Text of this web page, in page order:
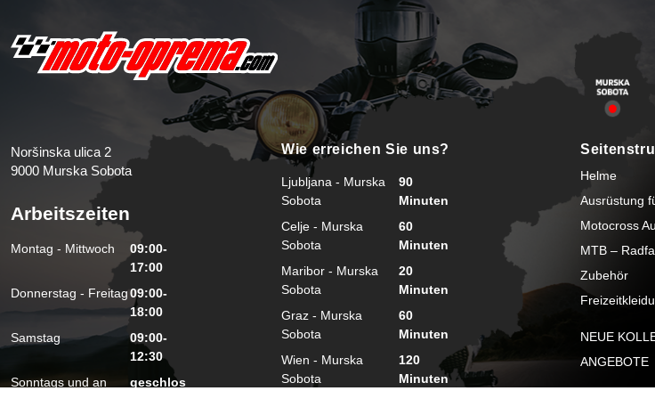
Noršinska ulica 2
9000 Murska Sobota
Arbeitszeiten
Montag - Mittwoch
09:00-
17:00
Donnerstag - Freitag09:00-
18:00
Samstag
09:00-
12:30
Sonntags und an
geschlos
Wie erreichen Sie uns?
Ljubljana - Murska
Sobota
90
Minuten
Celje - Murska
Sobota
60
Minuten
Maribor - Murska
Sobota
20
Minuten
Graz - Murska
Sobota
60
Minuten
Wien - Murska
Sobota
120
Minuten
Helme
Ausrüstung
Motocross
MTB –
Zubehör
NEUE
ANGEBOTE